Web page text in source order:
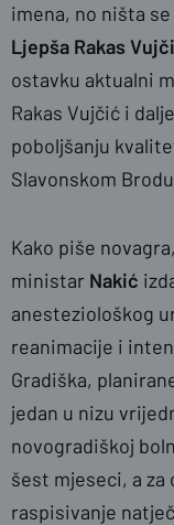
imena, no ništa
Ljepša Rakas
ostavku aktualni
Rakas Vujčić i
poboljšanju
Slavonskom
Kako piše
ministar Nakić
anesteziološkog
reanimacije i
Gradiška,
jedan u nizu
novogradiškoj
šest mjeseci, a
raspisivanje